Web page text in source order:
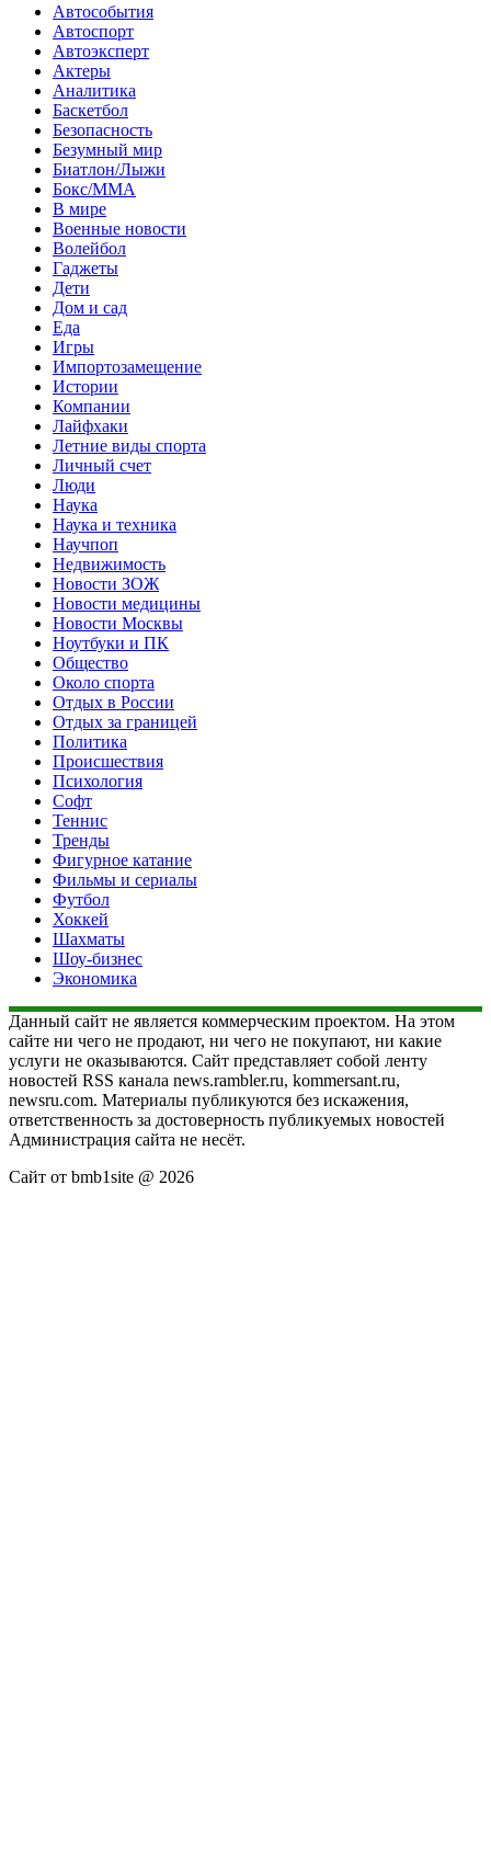
Автособытия
Автоспорт
Автоэксперт
Актеры
Аналитика
Баскетбол
Безопасность
Безумный мир
Биатлон/Лыжи
Бокс/MMA
В мире
Военные новости
Волейбол
Гаджеты
Дети
Дом и сад
Еда
Игры
Импортозамещение
Истории
Компании
Лайфхаки
Летние виды спорта
Личный счет
Люди
Наука
Наука и техника
Научпоп
Недвижимость
Новости ЗОЖ
Новости медицины
Новости Москвы
Ноутбуки и ПК
Общество
Около спорта
Отдых в России
Отдых за границей
Политика
Происшествия
Психология
Софт
Теннис
Тренды
Фигурное катание
Фильмы и сериалы
Футбол
Хоккей
Шахматы
Шоу-бизнес
Экономика
Данный сайт не является коммерческим проектом. На этом
сайте ни чего не продают, ни чего не покупают, ни какие
услуги не оказываются. Сайт представляет собой ленту
новостей RSS канала news.rambler.ru, kommersant.ru,
newsru.com. Материалы публикуются без искажения,
ответственность за достоверность публикуемых новостей
Администрация сайта не несёт.
Сайт от bmb1site @ 2026